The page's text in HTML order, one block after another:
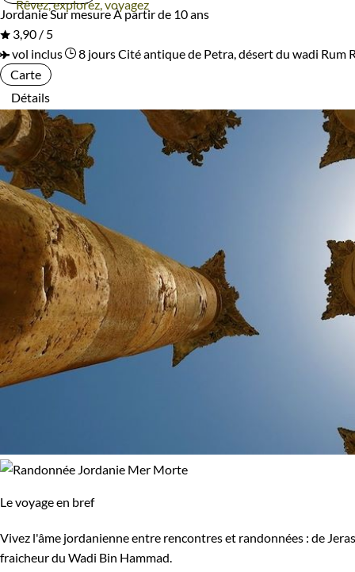
Rêvez, explorez, voyagez
JordanieSur mesureÀ partir de 10 ans
3,90 / 5
vol inclus
8 joursCité antique de Petra, désert du wadi Rum
Carte
Détails
Le voyage en bref
Vivez l'âme jordanienne entre rencontres et randonnées : de
fraicheur du Wadi Bin Hammad.